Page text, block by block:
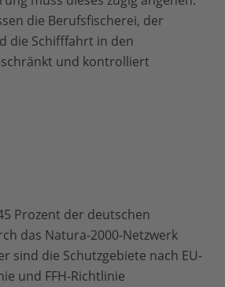
die Berufsfischerei, der
die Schifffahrt in den
und kontrolliert
Prozent der deutschen
das Natura-2000-Netzwerk
sind die Schutzgebiete nach EU-
und FFH-Richtlinie